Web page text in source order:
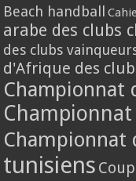
Beach handball
arabe des clubs
des clubs
d'Afrique des
Championnat
Championnat
tunisiens